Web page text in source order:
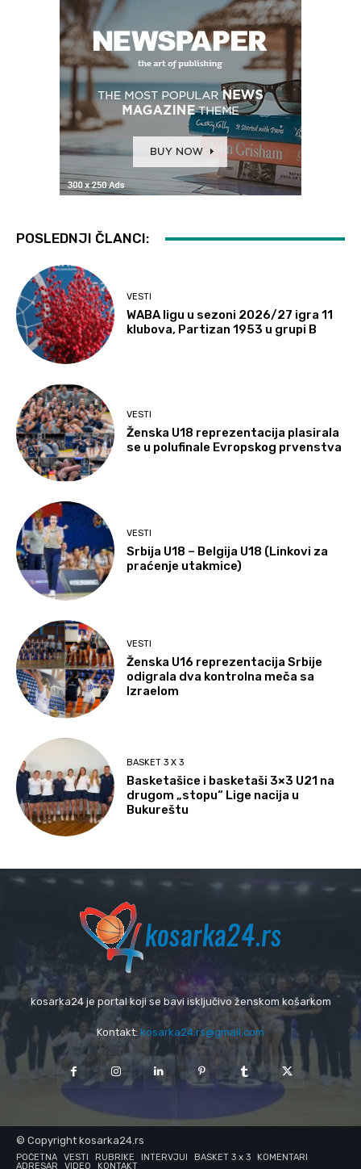
POSLEDNJI ČLANCI:
VESTI
WABA ligu u sezoni 2026/27 igra 11
klubova, Partizan 1953 u grupi B
VESTI
Ženska U18 reprezentacija plasirala
se u polufinale Evropskog prvenstva
VESTI
Srbija U18 – Belgija U18 (Linkovi za
praćenje utakmice)
VESTI
Ženska U16 reprezentacija Srbije
odigrala dva kontrolna meča sa
Izraelom
BASKET 3 X 3
Basketašice i basketaši 3×3 U21 na
drugom „stopu“ Lige nacija u
Bukureštu
kosarka24 je portal koji se bavi isključivo ženskom košarkom
Kontakt: kosarka24.rs@gmail.com
© Copyright kosarka24.rs
POČETNA VESTI RUBRIKE INTERVJUI BASKET 3 x 3
KOMENTARI
ADRESAR
VIDEO KONTAKT